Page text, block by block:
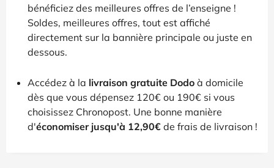
bénéficiez des meilleures offres de l’enseigne !
Soldes, meilleures offres, tout est affiché
directement sur la bannière principale ou juste en
dessous.
Accédez à la livraison gratuite Dodo à domicile
dès que vous dépensez 120€ ou 190€ si vous
choisissez Chronopost. Une bonne manière
d'économiser jusqu'à 12,90€ de frais de livraison !